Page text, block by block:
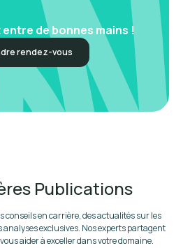
de bonnes mains !
rendez-vous
Publications
conseils en carrière, des actualités sur les
exclusives. Nos experts partagent
aider à exceller dans votre domaine.